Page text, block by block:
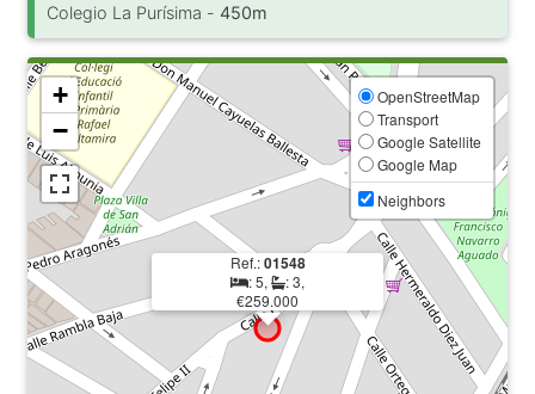
Colegio La Purísima - 450m
Ref.:01548
: 5,
: 3,
€259.000
+
−
OpenStreetMap
Transport
Google Satellite
Google Map
Neighbors